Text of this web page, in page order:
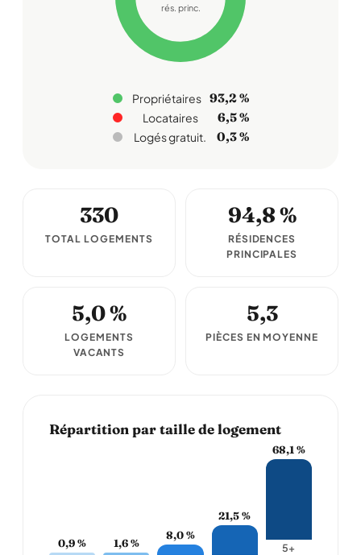
rés. princ.
Propriétaires 93,2 %
Locataires 6,5 %
Logés gratuit. 0,3 %
330
TOTAL LOGEMENTS
94,8 %
RÉSIDENCES
PRINCIPALES
5,0 %
LOGEMENTS
VACANTS
5,3
PIÈCES EN MOYENNE
Répartition par taille de logement
0,9 %
1,6 %
8,0 %
21,5 %
68,1 %
5+